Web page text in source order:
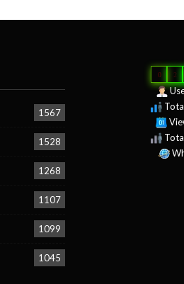
1567
1528
1268
1107
1099
1045
0 2